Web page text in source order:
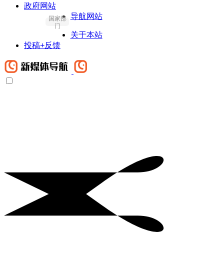
政府网站
国家部
门
导航网站
关于本站
投稿+反馈